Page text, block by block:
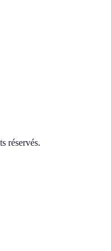
réservés.